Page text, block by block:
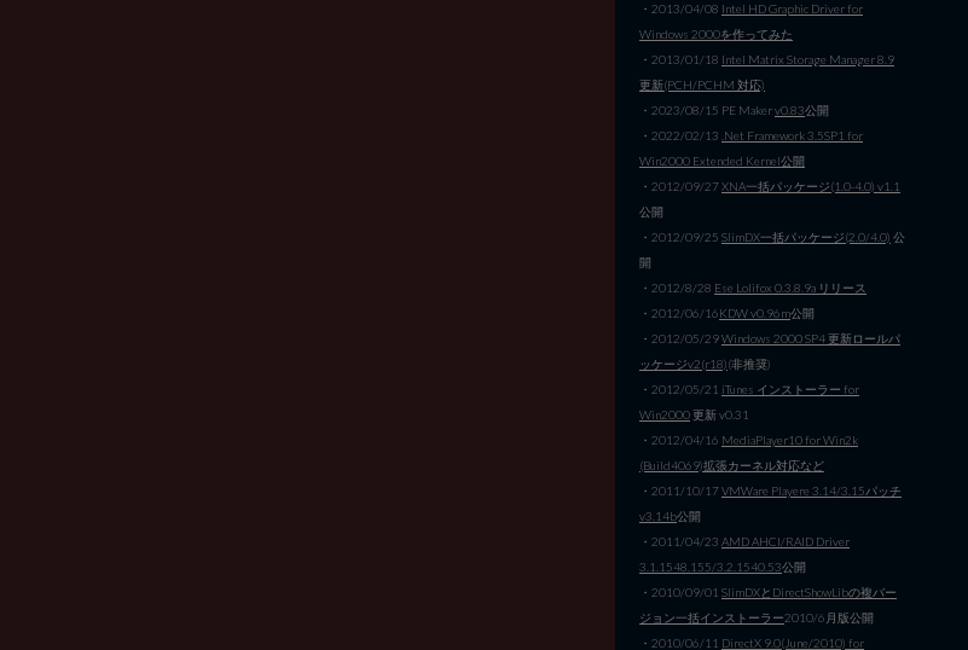
・2013/04/08 Intel HD Graphic Driver for
Windows 2000を作ってみた
・2013/01/18 Intel Matrix Storage Manager 8.9
更新(PCH/PCHM 対応)
・2023/08/15 PE Makerv0.83公開
・2022/02/13 .Net Framework 3.5SP1 for
Win2000 Extended Kernel公開
・2012/09/27XNA一括パッケージ(1.0-4.0) v1.1
公開
・2012/09/25 SlimDX一括パッケージ(2.0/4.0) 公
開
・2012/8/28 Ese Lolifox 0.3.8.9a リリース
・2012/06/16KDW v0.96m公開
・2012/05/29Windows 2000 SP4 更新ロールパ
ッケージv2(r18)(非推奨)
・2012/05/21 iTunes インストーラー for
Win2000更新 v0.31
・2012/04/16 MediaPlayer10 for Win2k
(Build4069)拡張カーネル対応など
・2011/10/17VMWare Playere 3.14/3.15パッチ
v3.14b公開
・2011/04/23 AMD AHCI/RAID Driver
3.1.1548.155/3.2.1540.53公開
・2010/09/01 SlimDXとDirectShowLibの複バー
ジョン一括インストーラー2010/6月版公開
・2010/06/11 DirectX 9.0(June/2010) for